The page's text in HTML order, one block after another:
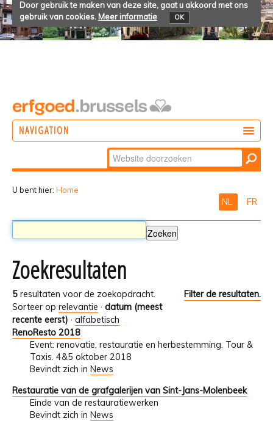
Door gebruik te maken van deze site, gaat u akkoord met ons
gebruik van cookies. Meer informatie OK
NAVIGATION
Zoek
Geavanceerd
U bent hier: Home
NL FR
Zoekresultaten
5 resultaten voor de zoekopdracht.
Filter de resultaten.
Sorteer op relevantie · datum (meest
recente eerst) · alfabetisch
RenoResto 2018
Event: renovatie, restauratie en herbestemming. Tour &
Taxis. 4&5 oktober 2018
Bevindt zich in News
Restauratie van de grafgalerijen van Sint-Jans-Molenbeek
Einde van de restauratiewerken
Bevindt zich in News